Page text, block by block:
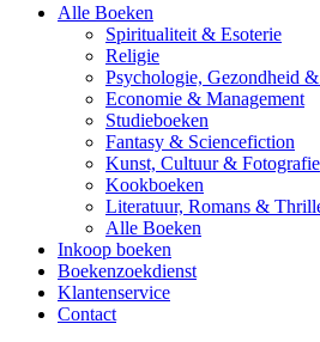
Alle Boeken
Spiritualiteit & Esoterie
Religie
Psychologie, Gezondheid
Economie & Management
Studieboeken
Fantasy & Sciencefiction
Kunst, Cultuur & Fotografie
Kookboeken
Literatuur, Romans &
Alle Boeken
Inkoop boeken
Boekenzoekdienst
Klantenservice
Contact